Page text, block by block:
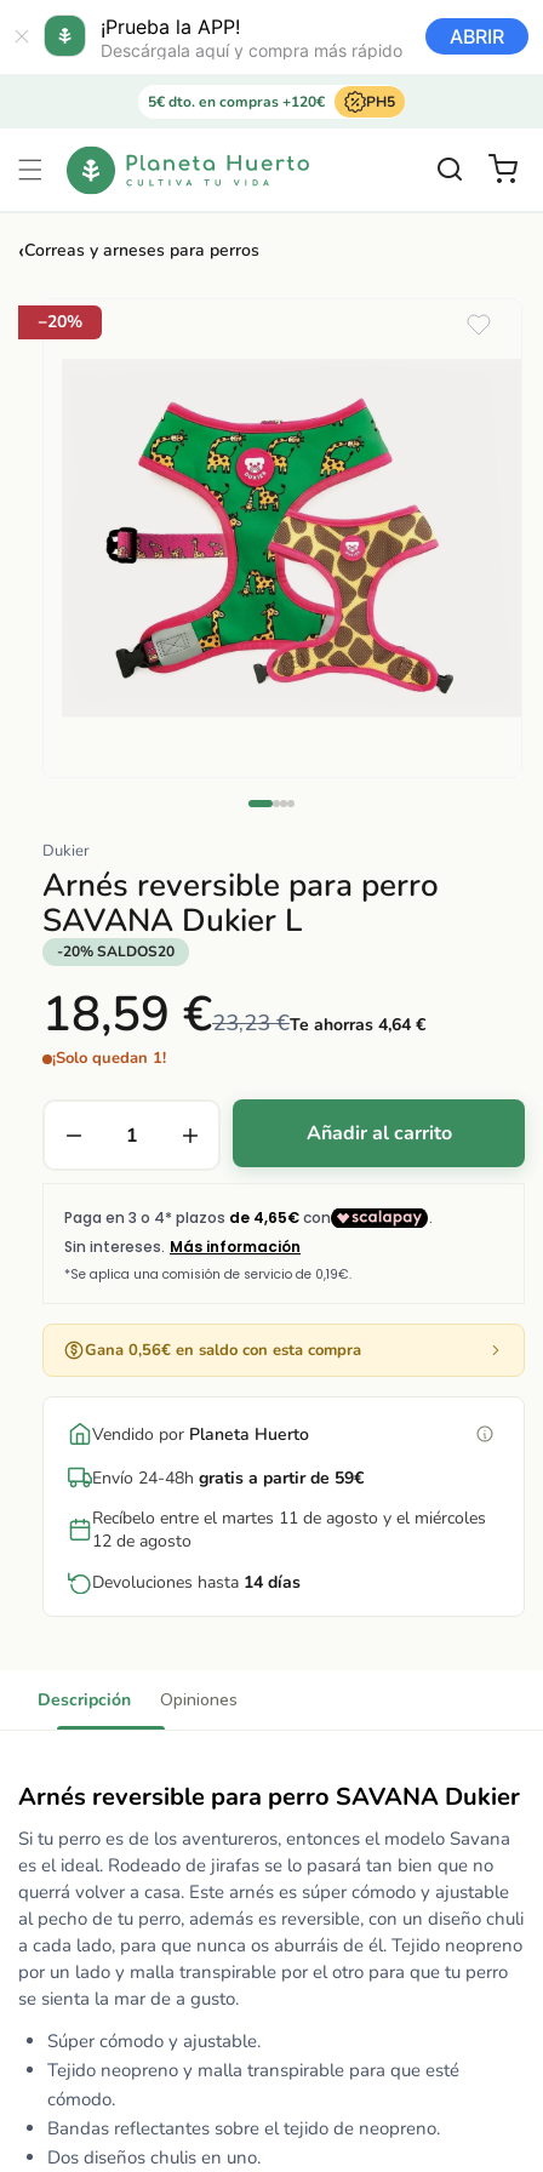
¡Prueba la APP!
Descárgala aquí y compra más rápido
ABRIR
directamente
al contenido
5€ dto. en compras +120€ PH5
Carrito
‹Correas y arneses para perros
a la
información
multimedia
1
en
una
ventana
−20%
Dukier
Arnés reversible para perro
SAVANA Dukier L
-20% SALDOS20
18,59 €23,23 €Te ahorras 4,64 €
¡Solo quedan 1!
Añadir al carrito
Gana 0,56€ en saldo con esta compra
Vendido por Planeta Huerto
Envío 24-48h gratis a partir de 59€
Recíbelo entre el martes 11 de agosto y el miércoles
12 de agosto
Devoluciones hasta 14 días
Descripción Opiniones
Arnés reversible para perro SAVANA Dukier
Si tu perro es de los aventureros, entonces el modelo Savana
es el ideal. Rodeado de jirafas se lo pasará tan bien que no
querrá volver a casa. Este arnés es súper cómodo y ajustable
al pecho de tu perro, además es reversible, con un diseño chuli
a cada lado, para que nunca os aburráis de él. Tejido neopreno
por un lado y malla transpirable por el otro para que tu perro
se sienta la mar de a gusto.
Súper cómodo y ajustable.
Tejido neopreno y malla transpirable para que esté
cómodo.
Bandas reflectantes sobre el tejido de neopreno.
Dos diseños chulis en uno.